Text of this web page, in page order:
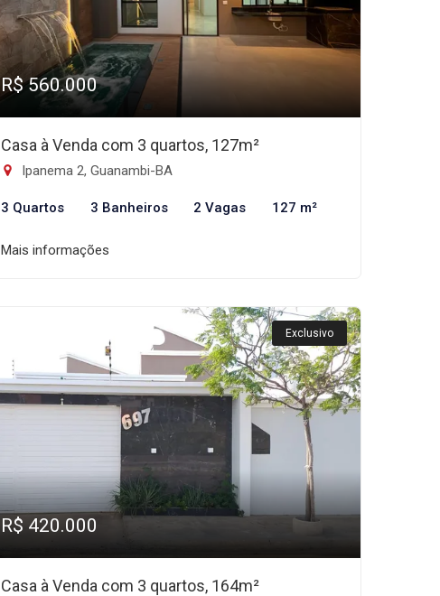
R$ 560.000
Casa à Venda com 3 quartos, 127m²
Ipanema 2, Guanambi-BA
3 Quartos 3 Banheiros 2 Vagas 127 m²
Mais informações
Exclusivo
R$ 420.000
Casa à Venda com 3 quartos, 164m²